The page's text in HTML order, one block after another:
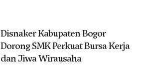
Disnaker Kabupaten Bogor
Dorong SMK Perkuat Bursa Kerja
dan Jiwa Wirausaha